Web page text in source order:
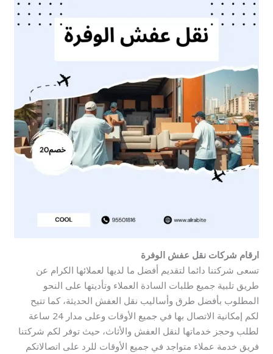
ارقام شركات نقل عفش الوفرة
تسعى شركتنا دائما لتقديم أفضل ما لديها لعملائها الكرام عن
طريق تلبية جميع طلبات السادة العملاء وتأديتها على النحو
المطلوب بأفضل طرق وأساليب نقل العفش الحديثة، كما تتيح
لكم إمكانية الاتصال بها في جميع الأوقات وعلى مدار 24 ساعة
لطلب وحجز خدماتها لنقل العفش والأثاث، حيث توفر لكم شركتنا
فريق خدمة عملاء متواجد في جميع الأوقات للرد على اتصالاتكم